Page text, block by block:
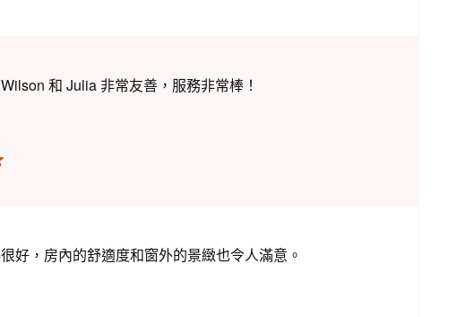
和 Julia 非常友善，服務非常棒！
好，房內的舒適度和窗外的景緻也令人滿意。